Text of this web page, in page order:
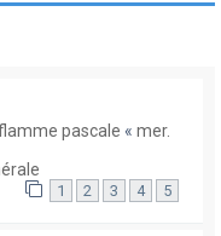
pascale « mer.
1 2 3 4 5